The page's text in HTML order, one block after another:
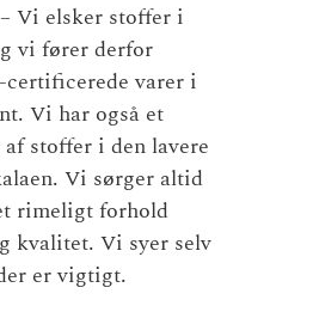
– Vi elsker stoffer i
vi fører derfor
certificerede varer i
Vi har også et
stoffer i den lavere
Vi sørger altid
rimeligt forhold
kvalitet. Vi syer selv
er vigtigt.